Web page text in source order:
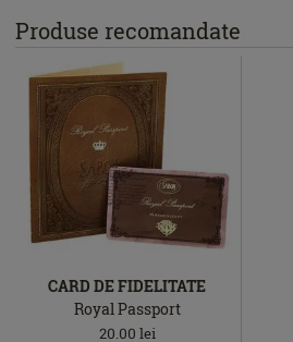
Produse recomandate
CARD DE FIDELITATE
Royal Passport
20.00 lei